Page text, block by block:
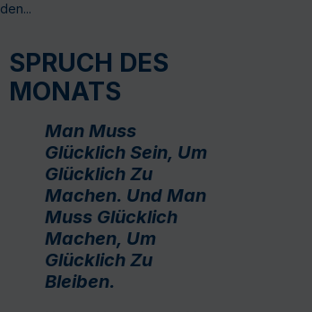
SPRUCH DES
MONATS
Man Muss
Glücklich Sein, Um
Glücklich Zu
Machen. Und Man
Muss Glücklich
Machen, Um
Glücklich Zu
Bleiben.